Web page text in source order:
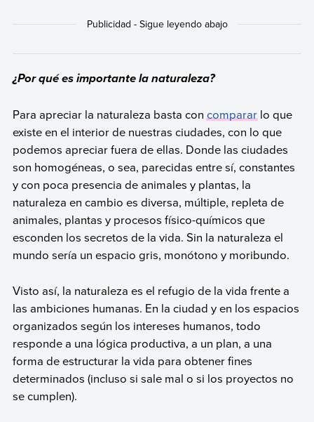
¿Por qué es importante la naturaleza?
Para apreciar la naturaleza basta concompararlo que
existe en el interior de nuestras ciudades, con lo que
podemos apreciar fuera de ellas. Donde las ciudades
son homogéneas, o sea, parecidas entre sí, constantes
y con poca presencia de animales y plantas, la
naturaleza en cambio es diversa, múltiple, repleta de
animales, plantas y procesos físico-químicos que
esconden los secretos de la vida. Sin la naturaleza el
mundo sería un espacio gris, monótono y moribundo.
Visto así, la naturaleza es el refugio de la vida frente a
las ambiciones humanas. En la ciudad y en los espacios
organizados según los intereses humanos, todo
responde a una lógica productiva, a un plan, a una
forma de estructurar la vida para obtener fines
determinados (incluso si sale mal o si los proyectos no
se cumplen).